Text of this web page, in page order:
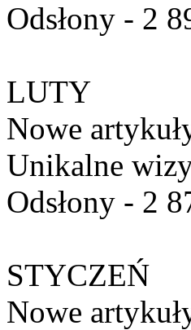
Odsłony - 2
LUTY
Nowe
Unikalne
Odsłony - 2
STYCZEŃ
Nowe